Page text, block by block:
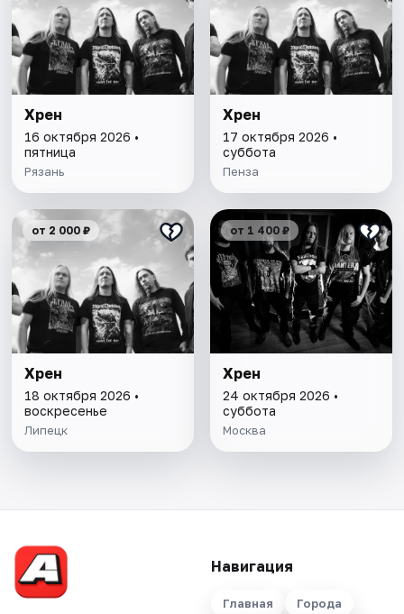
Хрен
16 октября 2026 •
пятница
Рязань
Хрен
17 октября 2026 •
суббота
Пенза
от 2 000 ₽
Хрен
18 октября 2026 •
воскресенье
Липецк
от 1 400 ₽
Хрен
24 октября 2026 •
суббота
Москва
Навигация
Главная Города